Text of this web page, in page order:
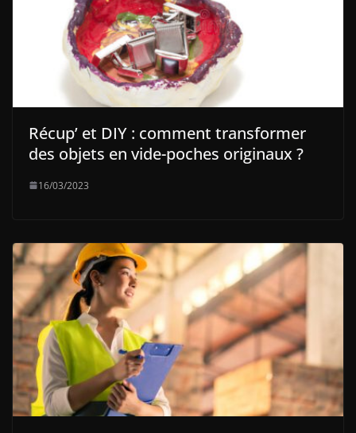
Récup’ et DIY : comment transformer
des objets en vide-poches originaux ?
16/03/2023